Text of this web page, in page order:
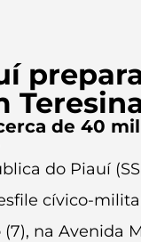
de 40
do Piauí
cívico-
na Avenida